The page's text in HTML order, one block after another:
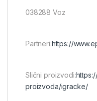
038288 Voz
Partneri:https://
Slični proizvodi:
proizvoda/igracke/